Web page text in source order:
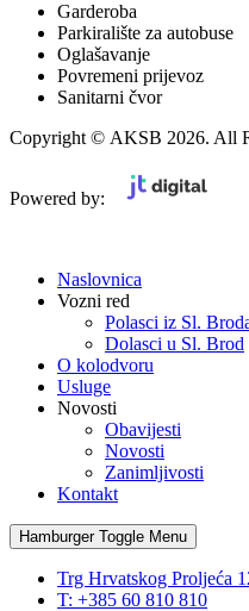
Garderoba
Parkiralište za autobuse
Oglašavanje
Povremeni prijevoz
Sanitarni čvor
Copyright © AKSB 2026. All
Powered by:
Naslovnica
Vozni red
Polasci iz Sl.
Dolasci u Sl. Brod
O kolodvoru
Usluge
Novosti
Obavijesti
Novosti
Zanimljivosti
Kontakt
Hamburger Toggle Menu
Trg Hrvatskog Proljeća
T: +385 60 810 810